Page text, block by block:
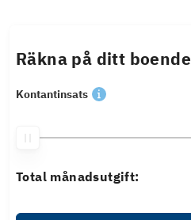
Räkna på ditt boende
Kontantinsats
Total månadsutgift: